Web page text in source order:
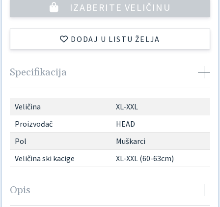
IZABERITE VELIČINU
DODAJ U LISTU ŽELJA
Specifikacija
Veličina
XL-XXL
Proizvođač
HEAD
Pol
Muškarci
Veličina ski kacige
XL-XXL (60-63cm)
Opis